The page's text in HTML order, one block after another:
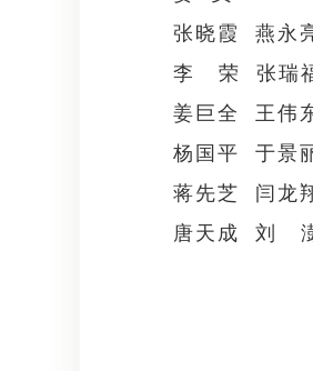
张晓霞 燕永
李 荣 张瑞
姜巨全 王
杨国平 于
蒋先芝 闫
唐天成 刘